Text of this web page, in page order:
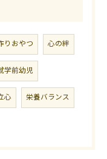
りおやつ 心の絆
学前幼児
心 栄養バランス